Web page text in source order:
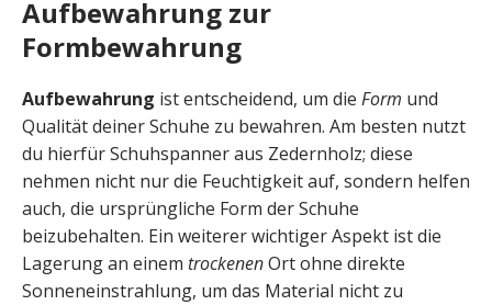
Aufbewahrung zur
Formbewahrung
Aufbewahrung ist entscheidend, um die Form und
Qualität deiner Schuhe zu bewahren. Am besten nutzt
du hierfür Schuhspanner aus Zedernholz; diese
nehmen nicht nur die Feuchtigkeit auf, sondern helfen
auch, die ursprüngliche Form der Schuhe
beizubehalten. Ein weiterer wichtiger Aspekt ist die
Lagerung an einem trockenenOrt ohne direkte
Sonneneinstrahlung, um das Material nicht zu